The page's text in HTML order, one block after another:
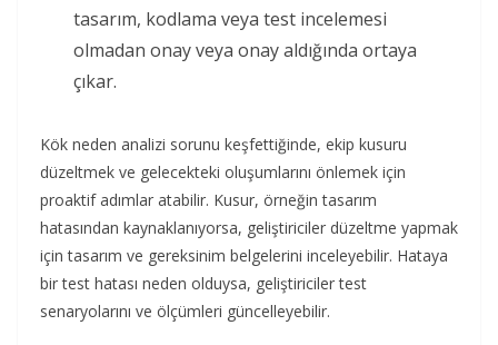
tasarım, kodlama veya test incelemesi
olmadan onay veya onay aldığında ortaya
çıkar.
Kök neden analizi sorunu keşfettiğinde, ekip kusuru
düzeltmek ve gelecekteki oluşumlarını önlemek için
proaktif adımlar atabilir. Kusur, örneğin tasarım
hatasından kaynaklanıyorsa, geliştiriciler düzeltme yapmak
için tasarım ve gereksinim belgelerini inceleyebilir. Hataya
bir test hatası neden olduysa, geliştiriciler test
senaryolarını ve ölçümleri güncelleyebilir.